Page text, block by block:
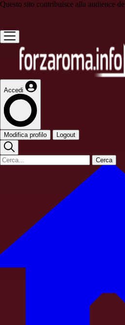
Questo sito contribuisce alla audience de
Accedi
Modifica profilo Logout
Cerca